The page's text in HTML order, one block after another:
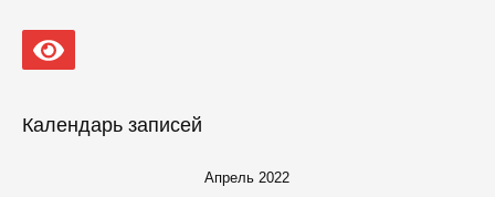
Календарь записей
Апрель 2022